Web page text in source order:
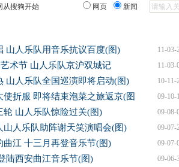
从搜狗开始 网页 新闻
11-03-
山人乐队用音乐抗议百度(图)
11-03-
术节 山人乐队京沪双城记
10-11-
山人乐队全国巡演即将启动(图)
09-10-
使折服 即将结束泡菜之旅返京(图
09-08-
轮 山人乐队惊险过关(图)
09-07-
山人乐队助阵谢天笑演唱会(图)
09-07-
曲江 十三月再登音乐节(图)
09-06-
陆西安曲江音乐节(图)